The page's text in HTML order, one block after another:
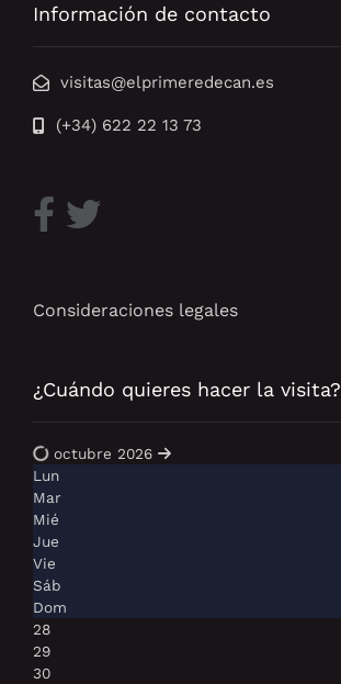
Información de contacto
visitas@elprimeredecan.es
(+34) 622 22 13 73
Consideraciones legales
¿Cuándo quieres hacer la visita?
octubre 2026
Lun
Mar
Mié
Jue
Vie
Sáb
Dom
28
29
30